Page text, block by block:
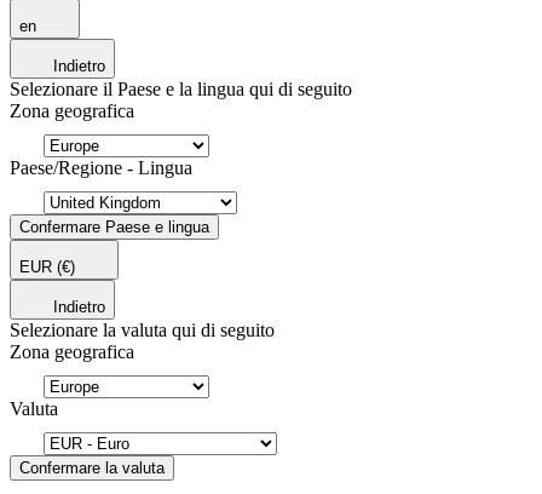
en
Indietro
Selezionare il Paese e la lingua qui di seguito
Zona geografica
Paese/Regione - Lingua
Confermare Paese e lingua
EUR (€)
Indietro
Selezionare la valuta qui di seguito
Zona geografica
Valuta
Confermare la valuta